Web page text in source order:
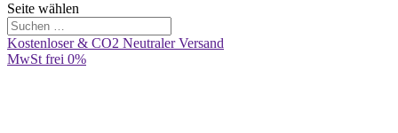
Seite wählen
Kostenloser & CO2 Neutraler Versand
MwSt frei 0%